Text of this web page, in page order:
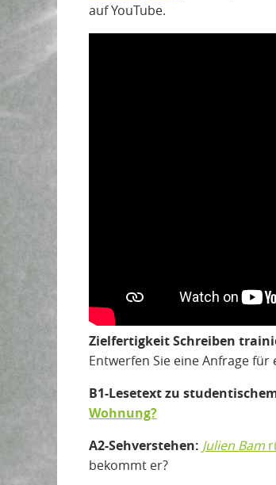
auf YouTube.
Zielfertigkeit Schreiben
Entwerfen Sie eine Anfrage für
B1-Lesetext zu
Wohnung?
A2-Sehverstehen: Julien Bam
bekommt er?